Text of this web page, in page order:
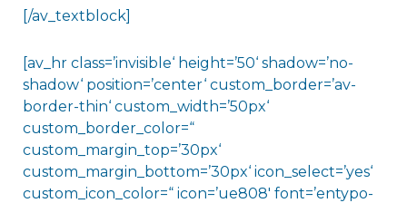
[/av_textblock]
[av_hr class=’invisible‘ height=’50‘ shadow=’no-
shadow‘ position=’center‘ custom_border=’av-
border-thin‘ custom_width=’50px‘
custom_border_color=“
custom_margin_top=’30px‘
custom_margin_bottom=’30px‘ icon_select=’yes‘
custom_icon_color=“ icon=’ue808′ font=’entypo-